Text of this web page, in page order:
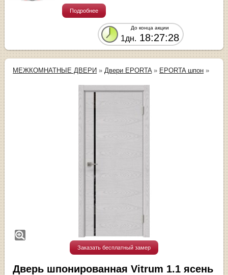
Подробнее
До конца акции
1дн. 18:27:28
МЕЖКОМНАТНЫЕ ДВЕРИ » Двери EPORTA» EPORTA шпон »
Заказать бесплатный замер
Дверь шпонированная Vitrum 1.1 ясень